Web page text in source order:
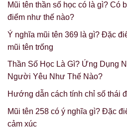
Mũi tên thần số học có là gì? Có
điểm như thế nào?
Ý nghĩa mũi tên 369 là gì? Đặc
mũi tên trống
Thần Số Học Là Gì? Ứng Dụng
Người Yêu Như Thế Nào?
Hướng dẫn cách tính chỉ số thái
Mũi tên 258 có ý nghĩa gì? Đặc
cảm xúc